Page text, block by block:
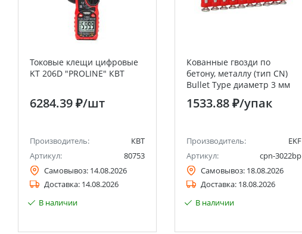
Токовые клещи цифровые
KT 206D "PROLINE" КВТ
6284.39 ₽/шт
Производитель:
КВТ
Артикул:
80753
Самовывоз: 14.08.2026
Доставка: 14.08.2026
В наличии
Кованные гвозди по
бетону, металлу (тип CN)
Bullet Type диаметр 3 мм
длина 22 мм, цинкование
(1000 шт.)
1533.88 ₽/упак
Производитель:
EKF
Артикул:
cpn-3022bp
Самовывоз: 18.08.2026
Доставка: 18.08.2026
В наличии